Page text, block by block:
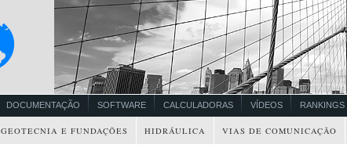
DOCUMENTAÇÃO SOFTWARE CALCULADORAS VÍDEOS RANKINGS
GEOTECNIA E FUNDAÇÕES HIDRÁULICA VIAS DE COMUNICAÇÃO